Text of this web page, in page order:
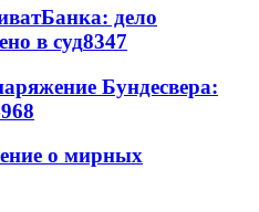
дело
в суд8347
Бундесвера:
о мирных